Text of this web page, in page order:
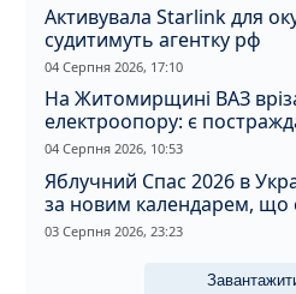
Активувала Starlink для
судитимуть агентку рф
04 Серпня 2026, 17:10
На Житомирщині ВАЗ
електроопору: є
04 Серпня 2026, 10:53
Яблучний Спас 2026 в
за новим календарем, що
прикмети дня
03 Серпня 2026, 23:23